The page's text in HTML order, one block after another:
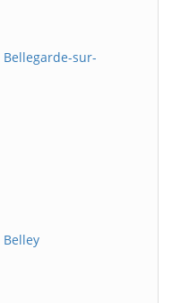
sur-